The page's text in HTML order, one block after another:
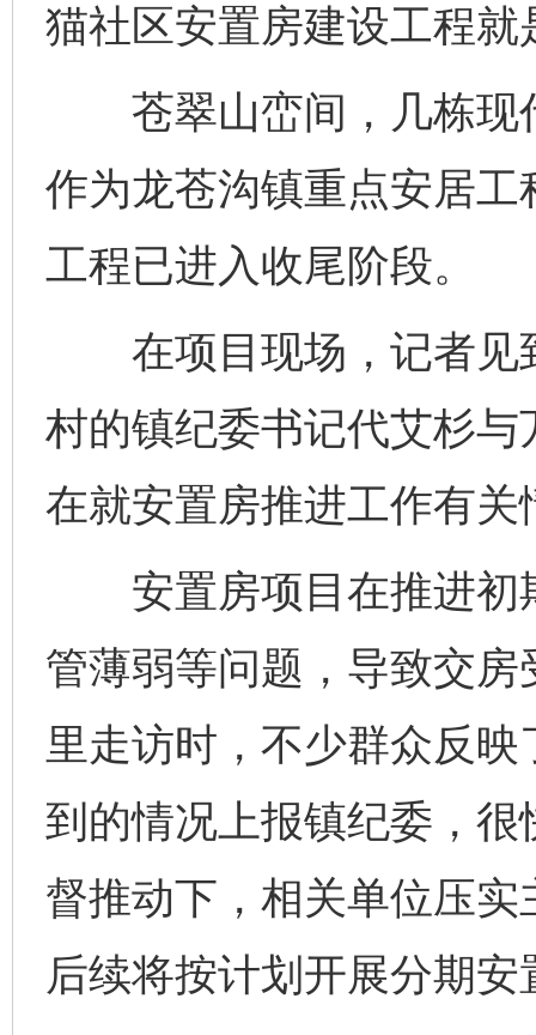
猫社区安置房建设工程就
苍翠山峦间，几栋现
作为龙苍沟镇重点安居
工程已进入收尾阶段。
在项目现场，记者见
村的镇纪委书记代艾杉
在就安置房推进工作有
安置房项目在推进初
管薄弱等问题，导致交
里走访时，不少群众反
到的情况上报镇纪委，
督推动下，相关单位压
后续将按计划开展分期安